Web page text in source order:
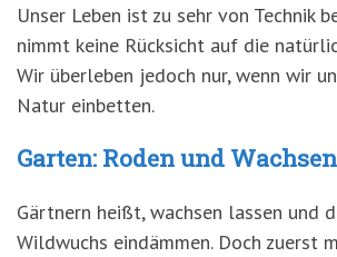
Unser Leben ist zu sehr von Technik
nimmt keine Rücksicht auf die
Wir überleben jedoch nur, wenn wir
Natur einbetten.
Garten: Roden und
Gärtnern heißt, wachsen lassen und
Wildwuchs eindämmen. Doch zuerst